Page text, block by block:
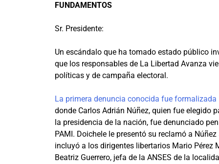
FUNDAMENTOS
Sr. Presidente:
Un escándalo que ha tomado estado público
que los responsables de La Libertad Avanza
políticas y de campaña electoral.
La primera denuncia conocida fue formalizada
donde Carlos Adrián Núñez, quien fue elegido
la presidencia de la nación, fue denunciado
PAMI. Doichele le presentó su reclamó a
incluyó a los dirigentes libertarios Mario Pérez
Beatriz Guerrero, jefa de la ANSES de la